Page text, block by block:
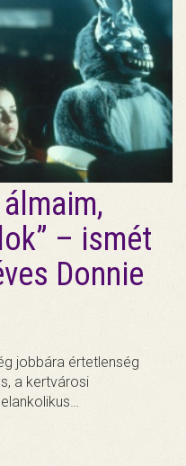
– ismét
Donnie
jobbára értetlenség
a kertvárosi